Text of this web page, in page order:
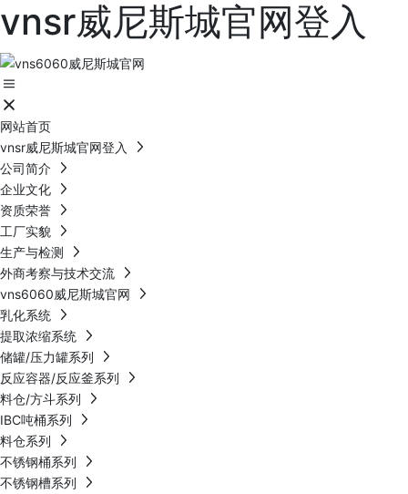
vnsr威尼斯城官网登入
网站首页
vnsr威尼斯城官网登入
公司简介
企业文化
资质荣誉
工厂实貌
生产与检测
外商考察与技术交流
vns6060威尼斯城官网
乳化系统
提取浓缩系统
储罐/压力罐系列
反应容器/反应釜系列
料仓/方斗系列
IBC吨桶系列
料仓系列
不锈钢桶系列
不锈钢槽系列